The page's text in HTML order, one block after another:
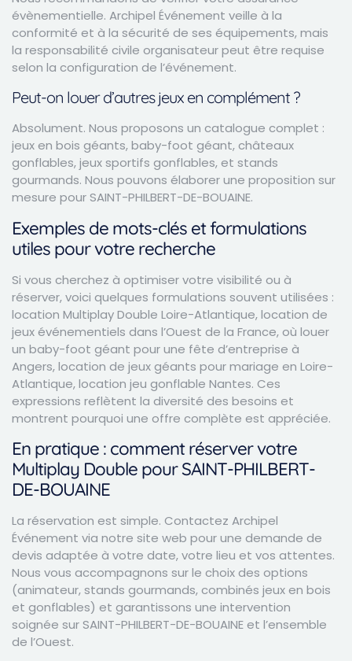
évènementielle. Archipel Événement veille à la
conformité et à la sécurité de ses équipements, mais
la responsabilité civile organisateur peut être requise
selon la configuration de l’événement.
Peut-on louer d’autres jeux en complément ?
Absolument. Nous proposons un catalogue complet :
jeux en bois géants, baby-foot géant, châteaux
gonflables, jeux sportifs gonflables, et stands
gourmands. Nous pouvons élaborer une proposition sur
mesure pour SAINT-PHILBERT-DE-BOUAINE.
Exemples de mots-clés et formulations
utiles pour votre recherche
Si vous cherchez à optimiser votre visibilité ou à
réserver, voici quelques formulations souvent utilisées :
location Multiplay Double Loire-Atlantique, location de
jeux événementiels dans l’Ouest de la France, où louer
un baby-foot géant pour une fête d’entreprise à
Angers, location de jeux géants pour mariage en Loire-
Atlantique, location jeu gonflable Nantes. Ces
expressions reflètent la diversité des besoins et
montrent pourquoi une offre complète est appréciée.
En pratique : comment réserver votre
Multiplay Double pour SAINT-PHILBERT-
DE-BOUAINE
La réservation est simple. Contactez Archipel
Événement via notre site web pour une demande de
devis adaptée à votre date, votre lieu et vos attentes.
Nous vous accompagnons sur le choix des options
(animateur, stands gourmands, combinés jeux en bois
et gonflables) et garantissons une intervention
soignée sur SAINT-PHILBERT-DE-BOUAINE et l’ensemble
de l’Ouest.